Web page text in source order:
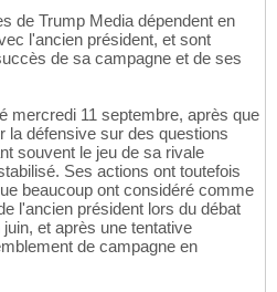
de Trump Media dépendent en
l'ancien président, et sont
de sa campagne et de ses
mercredi 11 septembre, après que
la défensive sur des questions
souvent le jeu de sa rivale
Ses actions ont toutefois
beaucoup ont considéré comme
l'ancien président lors du débat
et après une tentative
de campagne en